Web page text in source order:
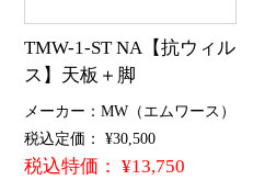
TMW-1-ST NA【抗ウィル
ス】天板＋脚
メーカー：MW（エムワース）
税込定価： ¥30,500
税込特価： ¥13,750